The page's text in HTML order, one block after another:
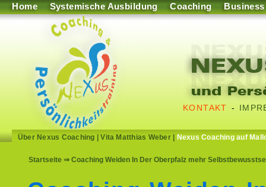
Home Systemische Ausbildung Coaching Business
KONTAKT -
Über Nexus Coaching |Vita Matthias Weber| Nexus Coaching auf
Startseite ⇒ Coaching Weiden In Der Oberpfalz mehr